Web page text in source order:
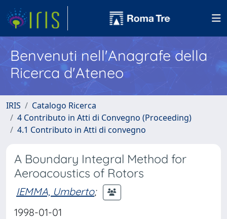
Benvenuti nell'Anagrafe della
Ricerca d'Ateneo
IRIS
Catalogo Ricerca
4 Contributo in Atti di Convegno (Proceeding)
4.1 Contributo in Atti di convegno
A Boundary Integral Method for
Aeroacoustics of Rotors
IEMMA, Umberto;
1998-01-01